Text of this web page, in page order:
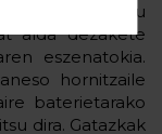
artean gertatu
alda dezakete
eszenatokia.
hornitzaile
baterietarako
dira. Gatazkak